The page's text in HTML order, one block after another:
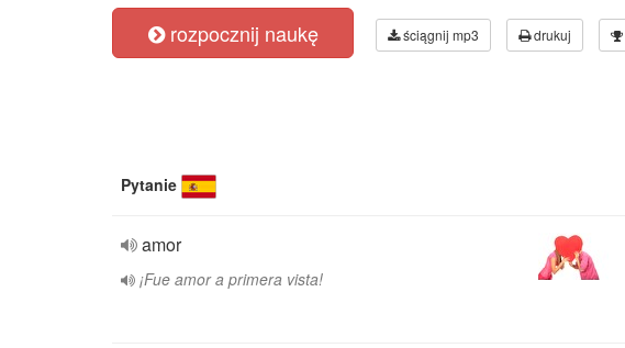
rozpocznij naukę ściągnij mp3 drukuj
Pytanie
amor
¡Fue amor a primera vista!